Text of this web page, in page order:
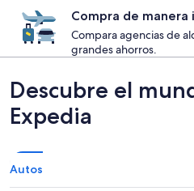
Compra de
Compara agencias de
grandes ahorros.
Descubre el
Expedia
Autos